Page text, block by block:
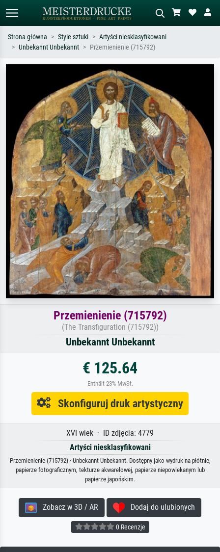
Szukaj wg artysty, tytułu lub stylu – np.
Monet, Gwiaździsta noc,
impresjonizm, fala Hokusaia, akt.
Opisz scenę – np. zielona łąka,
abstrakcja z czerwienią, ciemny olej,
stojący akt obok drzewa.
Strona główna Style sztuki
Artyści niesklasyfikowani
Unbekannt Unbekannt
Przemienienie (715792)
Przemienienie (715792)
(The Transfiguration (715792))
Unbekannt Unbekannt
€ 125.64
Enthält 23% MwSt.
Skonfiguruj druk artystyczny
XVI wiek · ID zdjęcia: 4779
Artyści niesklasyfikowani
Przemienienie (715792) · Unbekannt Unbekannt. Dostępny jako wydruk na płótnie,
papierze fotograficznym, tekturze akwarelowej, papierze niepowlekanym lub
papierze japońskim.
Zobacz w 3D / AR Dodaj do ulubionych
0 Recenzje